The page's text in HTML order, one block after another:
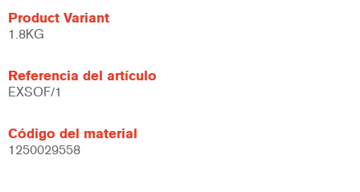
Product Variant
1.8KG
Referencia del artículo
EXSOF/1
Código del material
1250029558